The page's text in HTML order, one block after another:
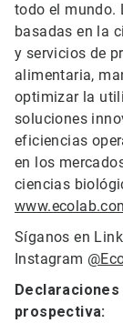
todo el mundo.
basadas en la
y servicios de
alimentaria,
optimizar la
soluciones
eficiencias
en los
ciencias
Síganos en
Instagram
prospectiva: